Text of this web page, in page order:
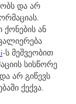
და არ
ან
-ს მეშვეობით
სისწორე
არ გიწევს
ქექვა.